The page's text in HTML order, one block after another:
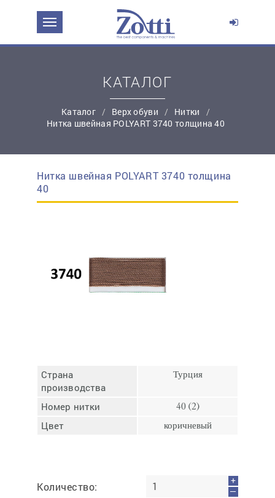
простую регистрацию
КАТАЛОГ
Каталог Верх обуви
Нитки
Нитка швейная POLYART 3740 толщина 40
Нитка швейная POLYART 3740 толщина
40
Страна
производства
Турция
Номер нитки 40 (2)
Цвет коричневый
Количество:
+
—
ЗАДАТЬ ВОПРОС О ПРОДУКТЕ
Эл. почта:*
Контактный телефон:*
Ваш вопрос: